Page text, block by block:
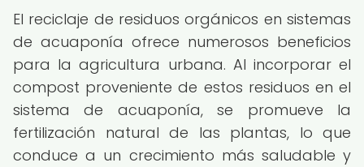
El reciclaje de residuos orgánicos en sistemas
de acuaponía ofrece numerosos beneficios
para la agricultura urbana. Al incorporar el
compost proveniente de estos residuos en el
sistema de acuaponía, se promueve la
fertilización natural de las plantas, lo que
conduce a un crecimiento más saludable y